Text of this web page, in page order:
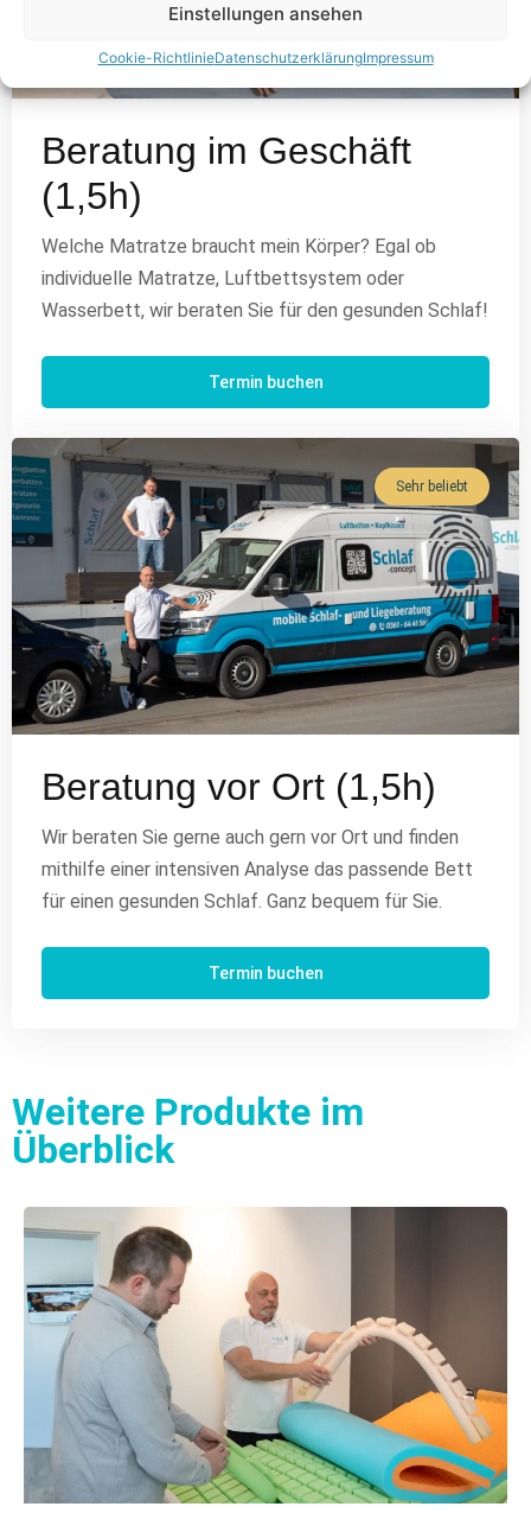
Einstellungen ansehen
Cookie-RichtlinieDatenschutzerklärungImpressum
Beratung im Geschäft
(1,5h)
Welche Matratze braucht mein Körper? Egal ob
individuelle Matratze, Luftbettsystem oder
Wasserbett, wir beraten Sie für den gesunden Schlaf!
Termin buchen
Sehr beliebt
Beratung vor Ort (1,5h)
Wir beraten Sie gerne auch gern vor Ort und finden
mithilfe einer intensiven Analyse das passende Bett
für einen gesunden Schlaf. Ganz bequem für Sie.
Termin buchen
Weitere Produkte im
Überblick